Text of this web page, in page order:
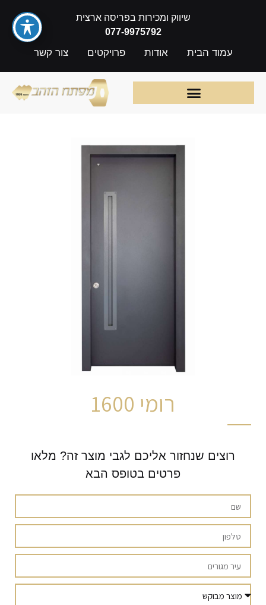
שיווק ומכירות בפריסה ארצית
077-9975792
עמוד הבית אודות פרויקטים צור קשר
רומי 1600
רוצים שנחזור אליכם לגבי מוצר זה? מלאו
פרטים בטופס הבא